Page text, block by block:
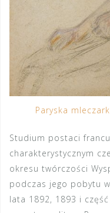
Paryska
Studium postaci
charakterystycznym
okresu twórczości
podczas jego pobytu
lata 1892, 1893 i